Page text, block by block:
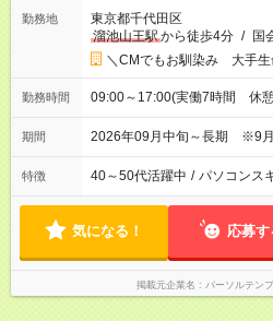
勤務地
東京都千代田区
溜池山王駅から徒歩4分 / 国
＼CMでもお馴染み 大手生
勤務時間 09:00～17:00(実働7時間 休
期間 2026年09月中旬～長期 ※9月
特徴 40～50代活躍中 / パソコンス
気になる！ 応募す
掲載元企業名 パーソルテン